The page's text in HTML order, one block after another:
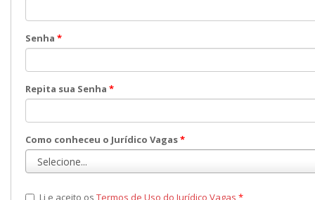
Senha *
Repita sua Senha *
Como conheceu o Jurídico Vagas*
Li e aceito os Termos de Uso do Jurídico Vagas *